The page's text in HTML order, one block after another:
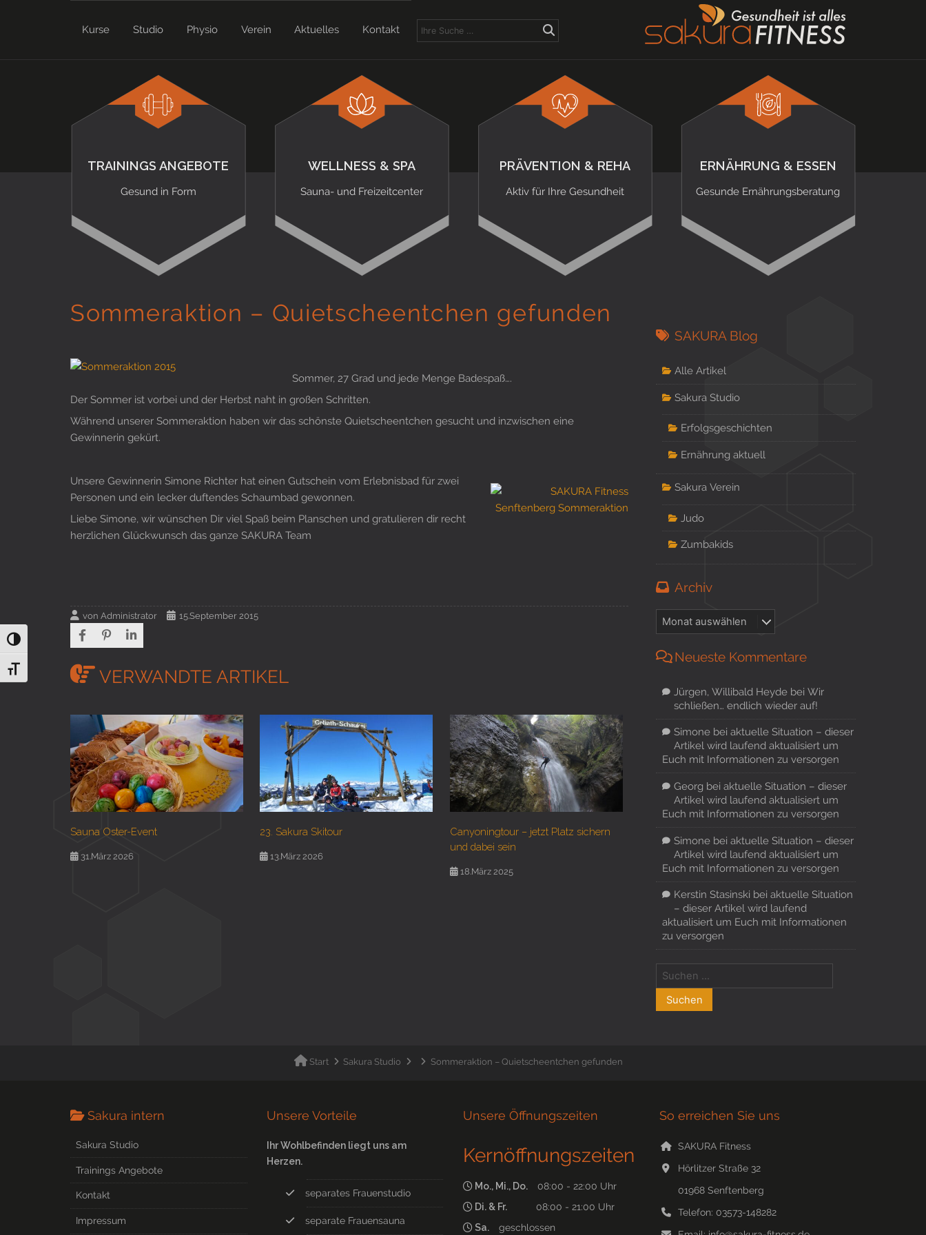
Umschalten auf hohe Kontraste
Schrift vergrößern
Kurse Studio Physio Verein Aktuelles Kontakt
TRAININGS ANGEBOTE
Gesund in Form
WELLNESS & SPA
Sauna- und Freizeitcenter
PRÄVENTION & REHA
Aktiv für Ihre Gesundheit
ERNÄHRUNG & ESSEN
Gesunde Ernährungsberatung
Sommeraktion – Quietscheentchen gefunden
Sommer, 27 Grad und jede Menge Badespaß….
Der Sommer ist vorbei und der Herbst naht in großen Schritten.
Während unserer Sommeraktion haben wir das schönste Quietscheentchen gesucht und inzwischen eine
Gewinnerin gekürt.
Unsere Gewinnerin Simone Richter hat einen Gutschein vom Erlebnisbad für zwei
Personen und ein lecker duftendes Schaumbad gewonnen.
Liebe Simone, wir wünschen Dir viel Spaß beim Planschen und gratulieren dir recht
herzlichen Glückwunsch das ganze SAKURA Team
von Administrator 15.September 2015
VERWANDTE ARTIKEL
Sauna Oster-Event
31.März 2026
23. Sakura Skitour
13.März 2026
Canyoningtour – jetzt Platz sichern
und dabei sein
18.März 2025
SAKURA Blog
Alle Artikel
Sakura Studio
Erfolgsgeschichten
Ernährung aktuell
Sakura Verein
Judo
Zumbakids
Archiv
Neueste Kommentare
Jürgen, Willibald Heydebei Wir
schließen… endlich wieder auf!
Simonebei aktuelle Situation – dieser
Artikel wird laufend aktualisiert um
Euch mit Informationen zu versorgen
Georg bei aktuelle Situation – dieser
Artikel wird laufend aktualisiert um
Euch mit Informationen zu versorgen
Simonebei aktuelle Situation – dieser
Artikel wird laufend aktualisiert um
Euch mit Informationen zu versorgen
Kerstin Stasinski bei aktuelle Situation
– dieser Artikel wird laufend
aktualisiert um Euch mit Informationen
zu versorgen
Start Sakura Studio Sommeraktion – Quietscheentchen gefunden
Sakura intern
Sakura Studio
Trainings Angebote
Kontakt
Impressum
Unsere Vorteile
Ihr Wohlbefinden liegt uns am
Herzen.
separates Frauenstudio
separate Frauensauna
Unsere Öffnungszeiten
Kernöffnungszeiten
Mo., Mi., Do.
08:00 - 22:00 Uhr
Di. & Fr.
08:00 - 21:00 Uhr
Sa.
geschlossen
So erreichen Sie uns
SAKURA Fitness
Hörlitzer Straße 32
01968 Senftenberg
Telefon: 03573-148282